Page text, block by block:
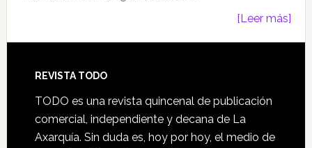
[Leer más]
Footer
REVISTA TODO
TODO es una revista quincenal de publicación
comercial, independiente y decana de La
Axarquía. Sin duda es, hoy por hoy, el medio de